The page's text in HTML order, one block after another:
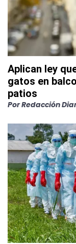
Aplican ley
gatos en
patios
PorRedacción